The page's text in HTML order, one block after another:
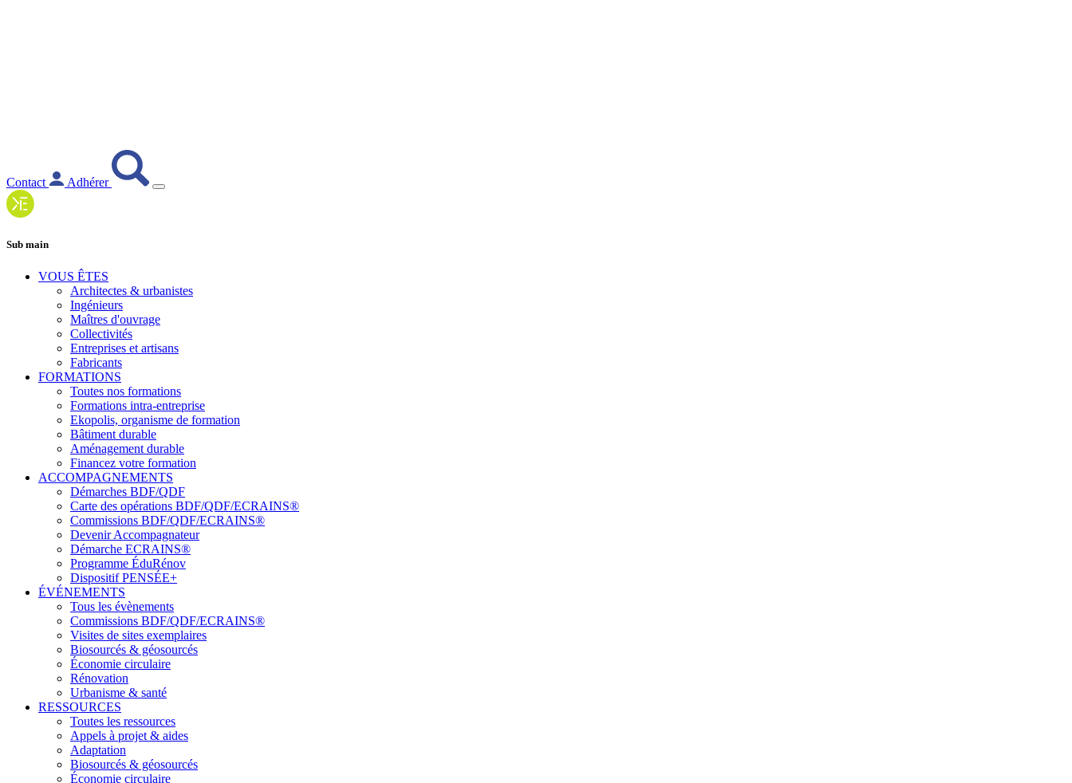
Contact Adhérer
Sub main
VOUS ÊTES
Architectes & urbanistes
Ingénieurs
Maîtres d'ouvrage
Collectivités
Entreprises et artisans
Fabricants
FORMATIONS
Toutes nos formations
Formations intra-entreprise
Ekopolis, organisme de formation
Bâtiment durable
Aménagement durable
Financez votre formation
ACCOMPAGNEMENTS
Démarches BDF/QDF
Carte des opérations BDF/QDF/ECRAINS®
Commissions BDF/QDF/ECRAINS®
Devenir Accompagnateur
Démarche ECRAINS®
Programme ÉduRénov
Dispositif PENSÉE+
ÉVÉNEMENTS
Tous les évènements
Commissions BDF/QDF/ECRAINS®
Visites de sites exemplaires
Biosourcés & géosourcés
Économie circulaire
Rénovation
Urbanisme & santé
RESSOURCES
Toutes les ressources
Appels à projet & aides
Adaptation
Biosourcés & géosourcés
Économie circulaire